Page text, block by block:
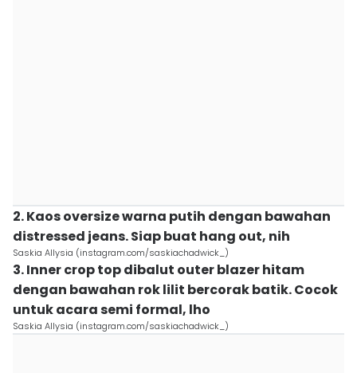
2. Kaos oversize warna putih dengan bawahan
distressed jeans. Siap buat hang out, nih
Saskia Allysia (instagram.com/saskiachadwick_)
3. Inner crop top dibalut outer blazer hitam
dengan bawahan rok lilit bercorak batik. Cocok
untuk acara semi formal, lho
Saskia Allysia (instagram.com/saskiachadwick_)